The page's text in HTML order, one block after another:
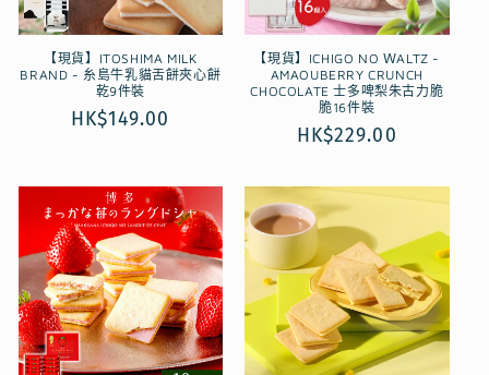
【現貨】ITOSHIMA MILK
BRAND - 糸島牛乳貓舌餅夾心餅
乾9件裝
定
HK$149.00
【現貨】ICHIGO NO ＷALTZ -
AMAOUBERRY CRUNCH
CHOCOLATE 士多啤梨朱古力脆
脆16件裝
定
HK$229.00